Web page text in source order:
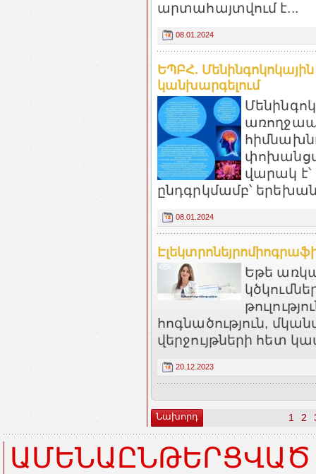
արտահայտվում է...
08.01.2024
ԵՊԲՀ.
կանխարգելում
վարակ
ընդգրկմամբ՝
08.01.2024
Եթե
հոգնածություն,
վերջույթների հետ
20.12.2023
Նախորդ 1 2